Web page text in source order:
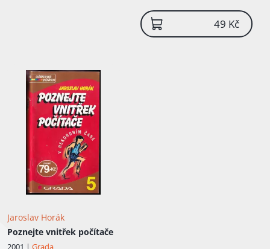
49 Kč
Jaroslav Horák
Poznejte vnitřek počítače
2001 | Grada